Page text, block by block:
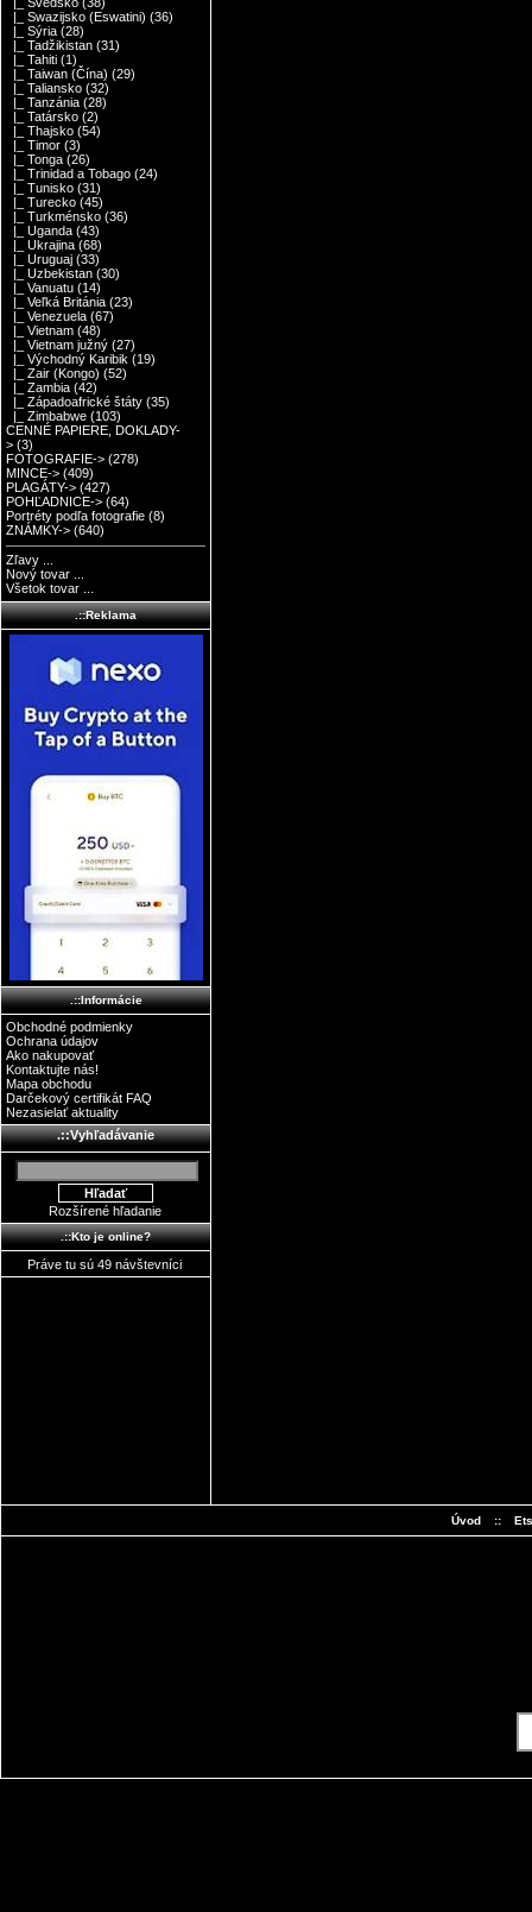
|_ Swazijsko (Eswatini) (36)
|_ Sýria (28)
|_ Tadžikistan (31)
|_ Tahiti (1)
|_ Taiwan (Čína) (29)
|_ Taliansko (32)
|_ Tanzánia (28)
|_ Tatársko (2)
|_ Thajsko (54)
|_ Timor (3)
|_ Tonga (26)
|_ Trinidad a Tobago (24)
|_ Tunisko (31)
|_ Turecko (45)
|_ Turkménsko (36)
|_ Uganda (43)
|_ Ukrajina (68)
|_ Uruguaj (33)
|_ Uzbekistan (30)
|_ Vanuatu (14)
|_ Veľká Británia (23)
|_ Venezuela (67)
|_ Vietnam (48)
|_ Vietnam južný (27)
|_ Východný Karibik (19)
|_ Zair (Kongo) (52)
|_ Zambia (42)
|_ Západoafrické štáty (35)
|_ Zimbabwe (103)
CENNÉ PAPIERE, DOKLADY-
> (3)
FOTOGRAFIE-> (278)
MINCE-> (409)
PLAGÁTY-> (427)
POHĽADNICE-> (64)
Portréty podľa fotografie (8)
ZNÁMKY-> (640)
Zľavy ...
Nový tovar ...
Všetok tovar ...
.::Reklama
.::Informácie
Obchodné podmienky
Ochrana údajov
Ako nakupovať
Kontaktujte nás!
Mapa obchodu
Darčekový certifikát FAQ
Nezasielať aktuality
.::Vyhľadávanie
Rozšírené hľadanie
.::Kto je online?
Práve tu sú 49 návštevníci
Úvod ::